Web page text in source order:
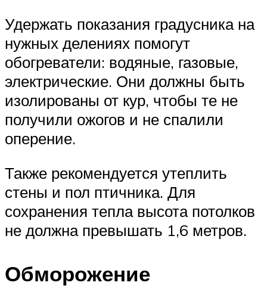
Удержать показания градусника на
нужных делениях помогут
обогреватели: водяные, газовые,
электрические. Они должны быть
изолированы от кур, чтобы те не
получили ожогов и не спалили
оперение.
Также рекомендуется утеплить
стены и пол птичника. Для
сохранения тепла высота потолков
не должна превышать 1,6 метров.
Обморожение